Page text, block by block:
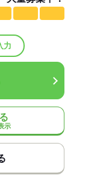
力
示